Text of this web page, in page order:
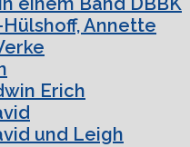
Annette
Erich
und Leigh